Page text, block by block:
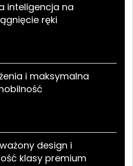
inteligencja na
ręki
i maksymalna
design i
klasy premium